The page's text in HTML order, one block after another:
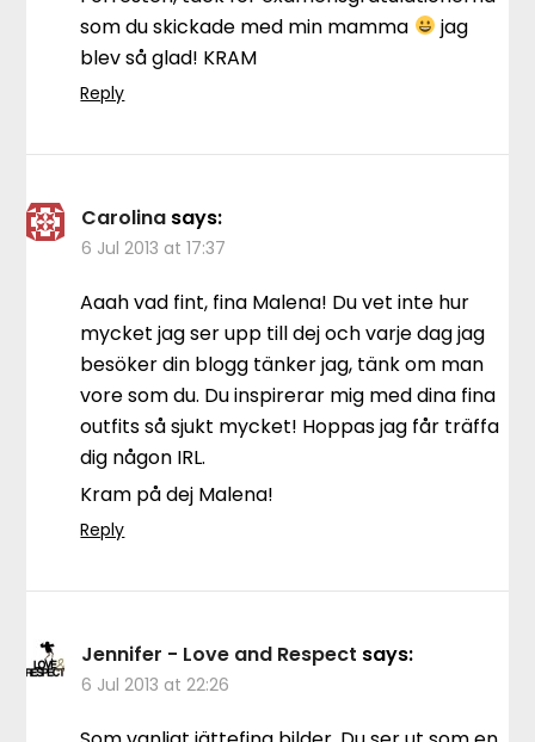
som du skickade med min mamma
jag
blev så glad! KRAM
Reply
Carolina says:
6 Jul 2013 at 17:37
Aaah vad fint, fina Malena! Du vet inte hur
mycket jag ser upp till dej och varje dag jag
besöker din blogg tänker jag, tänk om man
vore som du. Du inspirerar mig med dina fina
outfits så sjukt mycket! Hoppas jag får träffa
dig någon IRL.
Kram på dej Malena!
Reply
Jennifer - Love and Respect says:
6 Jul 2013 at 22:26